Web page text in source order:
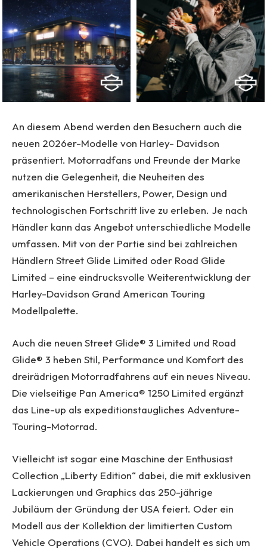
An diesem Abend werden den Besuchern auch die
neuen 2026er-Modelle von Harley- Davidson
präsentiert. Motorradfans und Freunde der Marke
nutzen die Gelegenheit, die Neuheiten des
amerikanischen Herstellers, Power, Design und
technologischen Fortschritt live zu erleben. Je nach
Händler kann das Angebot unterschiedliche Modelle
umfassen. Mit von der Partie sind bei zahlreichen
Händlern Street Glide Limited oder Road Glide
Limited – eine eindrucksvolle Weiterentwicklung der
Harley-Davidson Grand American Touring
Modellpalette.
Auch die neuen Street Glide® 3 Limited und Road
Glide® 3 heben Stil, Performance und Komfort des
dreirädrigen Motorradfahrens auf ein neues Niveau.
Die vielseitige Pan America® 1250 Limited ergänzt
das Line-up als expeditionstaugliches Adventure-
Touring-Motorrad.
Vielleicht ist sogar eine Maschine der Enthusiast
Collection „Liberty Edition“ dabei, die mit exklusiven
Lackierungen und Graphics das 250-jährige
Jubiläum der Gründung der USA feiert. Oder ein
Modell aus der Kollektion der limitierten Custom
Vehicle Operations (CVO). Dabei handelt es sich um